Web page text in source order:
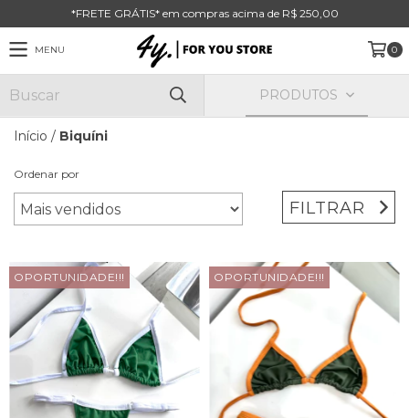
*FRETE GRÁTIS* em compras acima de R$ 250,00
MENU 0
PRODUTOS
Início / Biquíni
Ordenar por
FILTRAR
OPORTUNIDADE!!! OPORTUNIDADE!!!